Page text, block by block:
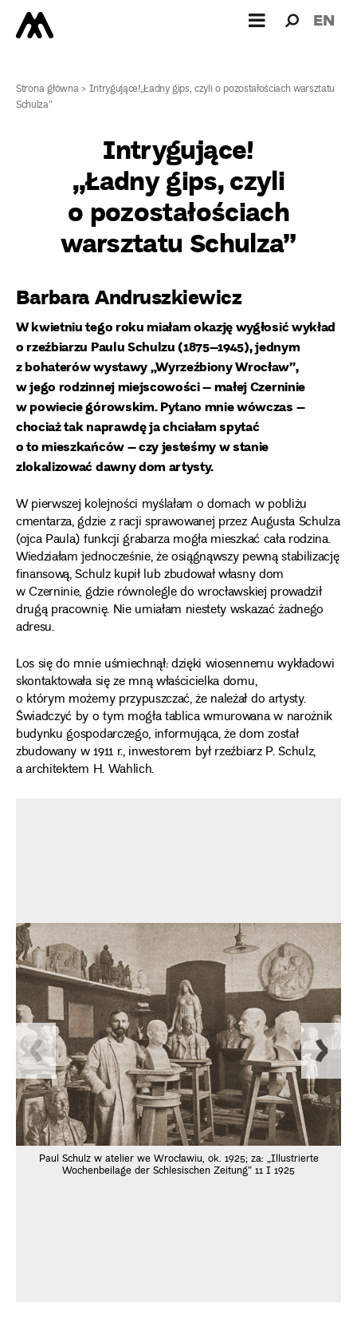
dla: EN
Strona główna>Intrygujące!„Ładny gips, czyli o pozostałościach warsztatu
Schulza”
Intrygujące!
„Ładny gips, czyli
o pozostałościach
warsztatu Schulza”
Barbara Andruszkiewicz
W kwietniu tego roku miałam okazję wygłosić wykład
o rzeźbiarzu Paulu Schulzu (1875–1945), jednym
z bohaterów wystawy „Wyrzeźbiony Wrocław”,
w jego rodzinnej miejscowości – małej Czerninie
w powiecie górowskim. Pytano mnie wówczas –
chociaż tak naprawdę ja chciałam spytać
o to mieszkańców – czy jesteśmy w stanie
zlokalizować dawny dom artysty.
W pierwszej kolejności myślałam o domach w pobliżu
cmentarza, gdzie z racji sprawowanej przez Augusta Schulza
(ojca Paula) funkcji grabarza mogła mieszkać cała rodzina.
Wiedziałam jednocześnie, że osiągnąwszy pewną stabilizację
finansową, Schulz kupił lub zbudował własny dom
w Czerninie, gdzie równolegle do wrocławskiej prowadził
drugą pracownię. Nie umiałam niestety wskazać żadnego
adresu.
Los się do mnie uśmiechnął: dzięki wiosennemu wykładowi
skontaktowała się ze mną właścicielka domu,
o którym możemy przypuszczać, że należał do artysty.
Świadczyć by o tym mogła tablica wmurowana w narożnik
budynku gospodarczego, informująca, że dom został
zbudowany w 1911 r., inwestorem był rzeźbiarz P. Schulz,
a architektem H. Wahlich.
Paul Schulz w atelier we Wrocławiu, ok. 1925; za: „Illustrierte
Wochenbeilage der Schlesischen Zeitung” 11 I 1925